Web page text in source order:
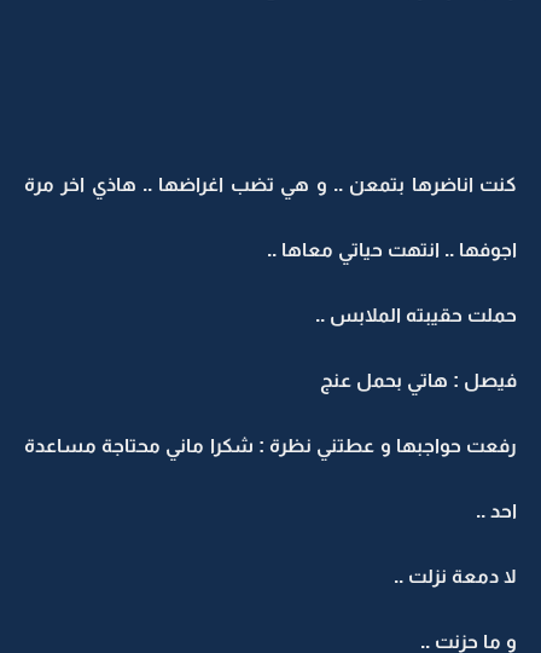
كنت اناضرها بتمعن .. و هي تضب اغراضها .. هاذي اخر مرة
اجوفها .. انتهت حياتي معاها ..
حملت حقيبته الملابس ..
فيصل : هاتي بحمل عنج
رفعت حواجبها و عطتني نظرة : شكرا ماني محتاجة مساعدة
احد ..
لا دمعة نزلت ..
و ما حزنت ..